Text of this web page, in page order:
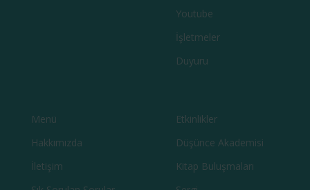
Youtube
İşletmeler
Duyuru
Menü
Hakkımızda
İletişim
Etkinlikler
Düşünce Akademisi
Kitap Buluşmaları